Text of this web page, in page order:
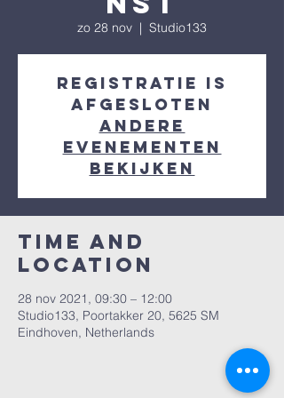
zo 28 nov
  |
Studio133
Registratie is
afgesloten
Andere
evenementen
bekijken
Time and
Location
28 nov 2021, 09:30 – 12:00
Studio133, Poortakker 20, 5625 SM
Eindhoven, Netherlands